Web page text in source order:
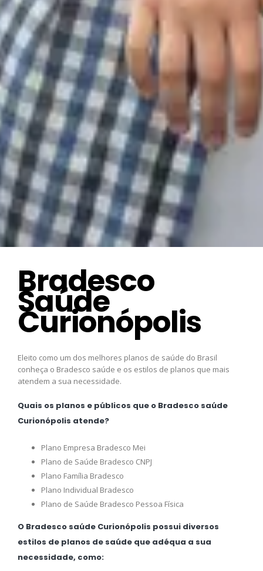
Bradesco
Saúde
Curionópolis
Eleito como um dos melhores planos de saúde do Brasil
conheça o Bradesco saúde e os estilos de planos que mais
atendem a sua necessidade.
Quais os planos e públicos que o Bradesco saúde
Curionópolis atende?
Plano Empresa Bradesco Mei
Plano de Saúde Bradesco CNPJ
Plano Família Bradesco
Plano Individual Bradesco
Plano de Saúde Bradesco Pessoa Física
O Bradesco saúde Curionópolis possui diversos
estilos de planos de saúde que adéqua a sua
necessidade, como: